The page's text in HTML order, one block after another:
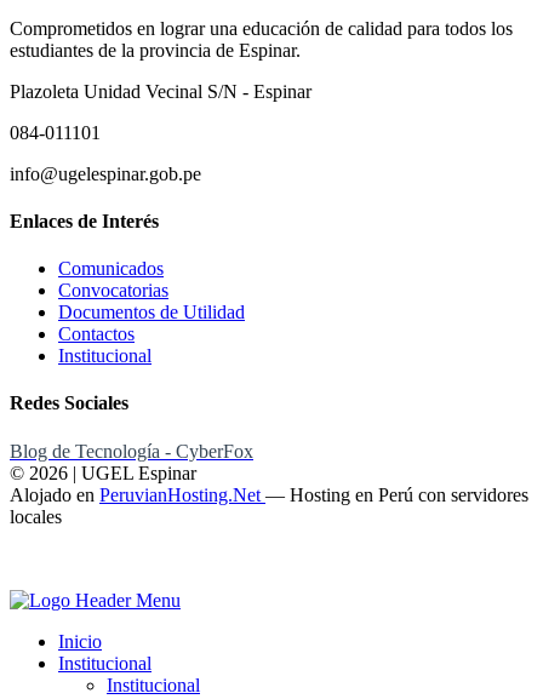
Comprometidos en lograr una educación de calidad para todos los
estudiantes de la provincia de Espinar.
Plazoleta Unidad Vecinal S/N - Espinar
084-011101
info@ugelespinar.gob.pe
Enlaces de Interés
Comunicados
Convocatorias
Documentos de Utilidad
Contactos
Institucional
Redes Sociales
Blog de Tecnología - CyberFox
© 2026 | UGEL Espinar
Alojado en PeruvianHosting.Net — Hosting en Perú con servidores
locales
Inicio
Institucional
Institucional